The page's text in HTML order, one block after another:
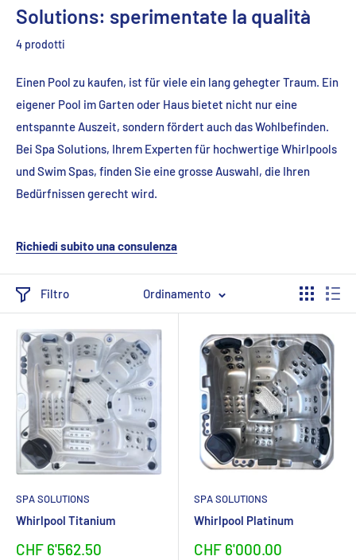
Solutions: sperimentate la qualità
4 prodotti
Einen Pool zu kaufen, ist für viele ein lang gehegter Traum. Ein
eigener Pool im Garten oder Haus bietet nicht nur eine
entspannte Auszeit, sondern fördert auch das Wohlbefinden.
Bei Spa Solutions, Ihrem Experten für hochwertige Whirlpools
und Swim Spas, finden Sie eine grosse Auswahl, die Ihren
Bedürfnissen gerecht wird.
Richiedi subito una consulenza
Filtro Ordinamento
SPA SOLUTIONS
Whirlpool Titanium
Sonderpreis
CHF 6'562.50
SPA SOLUTIONS
Whirlpool Platinum
Sonderpreis
CHF 6'000.00